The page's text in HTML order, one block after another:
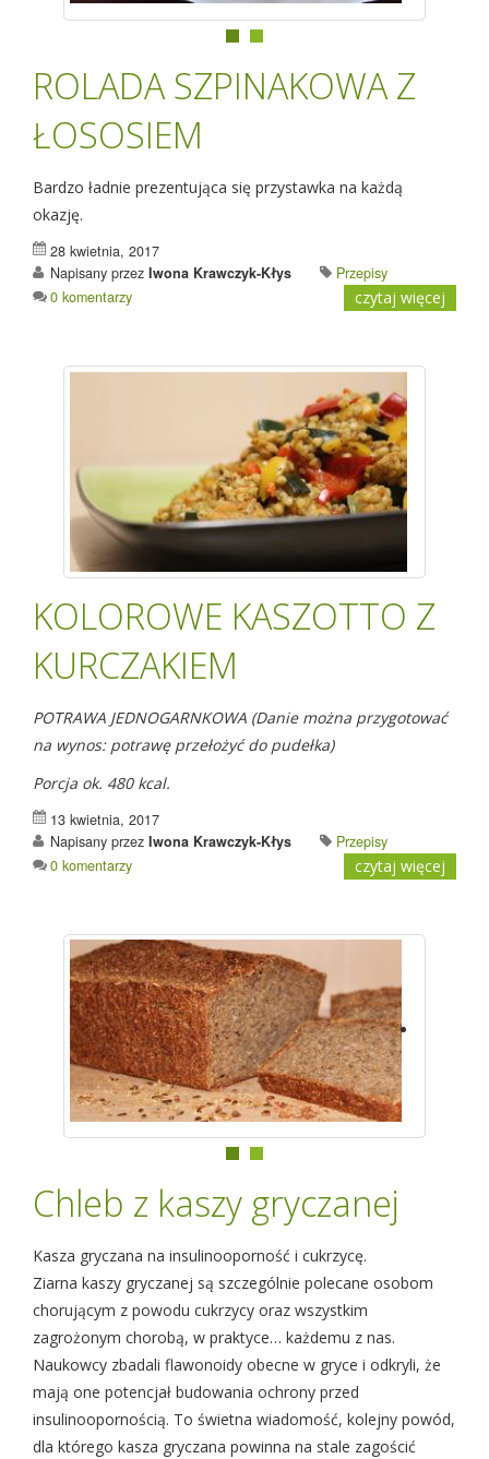
ROLADA SZPINAKOWA Z
ŁOSOSIEM
Bardzo ładnie prezentująca się przystawka na każdą
okazję.
28 kwietnia, 2017
Napisany przez Iwona Krawczyk-Kłys
Przepisy
0 komentarzy
czytaj więcej
KOLOROWE KASZOTTO Z
KURCZAKIEM
POTRAWA JEDNOGARNKOWA (Danie można przygotować
na wynos: potrawę przełożyć do pudełka)
Porcja ok. 480 kcal.
13 kwietnia, 2017
Napisany przez Iwona Krawczyk-Kłys
Przepisy
0 komentarzy
czytaj więcej
Chleb z kaszy gryczanej
Kasza gryczana na insulinooporność i cukrzycę.
Ziarna kaszy gryczanej są szczególnie polecane osobom
chorującym z powodu cukrzycy oraz wszystkim
zagrożonym chorobą, w praktyce… każdemu z nas.
Naukowcy zbadali flawonoidy obecne w gryce i odkryli, że
mają one potencjał budowania ochrony przed
insulinoopornością. To świetna wiadomość, kolejny powód,
dla którego kasza gryczana powinna na stale zagościć